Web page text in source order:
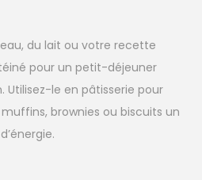
du lait ou votre recette
pour un petit-déjeuner
Utilisez-le en pâtisserie pour
brownies ou biscuits un